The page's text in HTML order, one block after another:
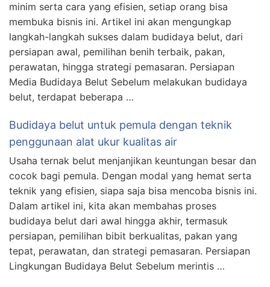
minim serta cara yang efisien, setiap orang bisa
membuka bisnis ini. Artikel ini akan mengungkap
langkah-langkah sukses dalam budidaya belut, dari
persiapan awal, pemilihan benih terbaik, pakan,
perawatan, hingga strategi pemasaran. Persiapan
Media Budidaya Belut Sebelum melakukan budidaya
belut, terdapat beberapa …
Budidaya belut untuk pemula dengan teknik
penggunaan alat ukur kualitas air
Usaha ternak belut menjanjikan keuntungan besar dan
cocok bagi pemula. Dengan modal yang hemat serta
teknik yang efisien, siapa saja bisa mencoba bisnis ini.
Dalam artikel ini, kita akan membahas proses
budidaya belut dari awal hingga akhir, termasuk
persiapan, pemilihan bibit berkualitas, pakan yang
tepat, perawatan, dan strategi pemasaran. Persiapan
Lingkungan Budidaya Belut Sebelum merintis …